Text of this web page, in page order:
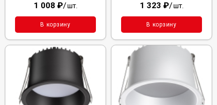
1 008 ₽/шт.
В корзину
1 323 ₽/шт.
В корзину